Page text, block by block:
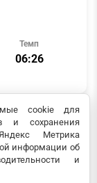
Темп
06:26
cookie для
и сохранения
Метрика
информации об
и